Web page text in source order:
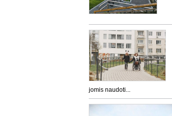
jomis naudoti...